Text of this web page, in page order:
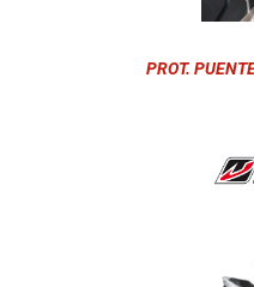
PROT.